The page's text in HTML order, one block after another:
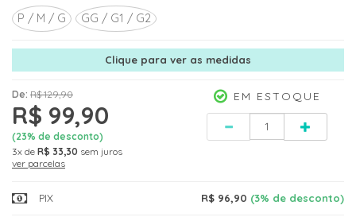
P / M / G GG / G1 / G2
Clique para ver as medidas
De: R$ 129,90
R$ 99,90
(23% de desconto)
3x de R$ 33,30 sem juros
ver parcelas
EM ESTOQUE
PIX R$ 96,90 (3% de desconto)